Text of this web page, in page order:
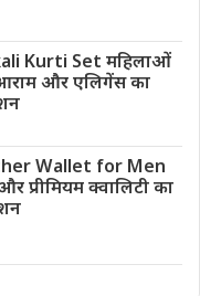
Kurti Set महिलाओं
और एलिगेंस का
Wallet for Men
प्रीमियम क्वालिटी का